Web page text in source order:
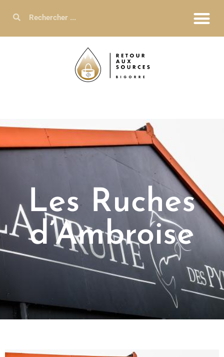
Les Ruches
d’Ambroise